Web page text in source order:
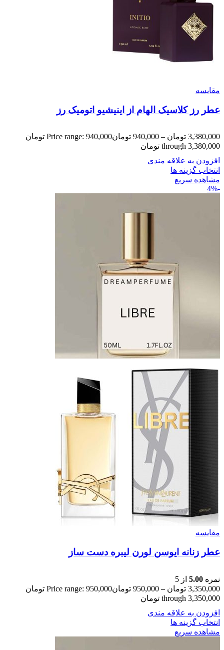
مقایسه
عطر رز کلاسیک الهام از اینیشیو اتومیک رز
3,380,000 تومان –
940,000 تومان
Price range: 940,000 تومان
through 3,380,000 تومان
افزودن به علاقه مندی
انتخاب گزینه ها
مشاهده سریع
-4%
مقایسه
عطر زنانه ایوسن لورن لیبره دست ساز
نمره 5.00 از 5
3,350,000 تومان –
950,000 تومان
Price range: 950,000 تومان
through 3,350,000 تومان
افزودن به علاقه مندی
انتخاب گزینه ها
مشاهده سریع